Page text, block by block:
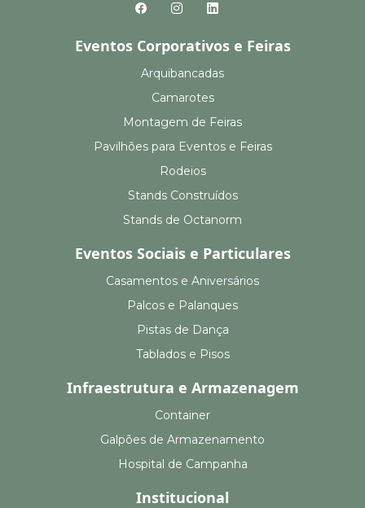
Eventos Corporativos e Feiras
Arquibancadas
Camarotes
Montagem de Feiras
Pavilhões para Eventos e Feiras
Rodeios
Stands Construídos
Stands de Octanorm
Eventos Sociais e Particulares
Casamentos e Aniversários
Palcos e Palanques
Pistas de Dança
Tablados e Pisos
Infraestrutura e Armazenagem
Container
Galpões de Armazenamento
Hospital de Campanha
Institucional